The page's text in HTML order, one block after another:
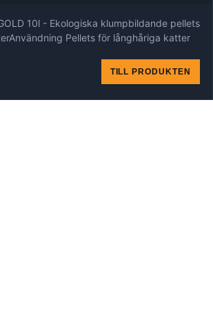
10l - Ekologiska klumpbildande pellets
Pellets för långhåriga katter
TILL PRODUKTEN